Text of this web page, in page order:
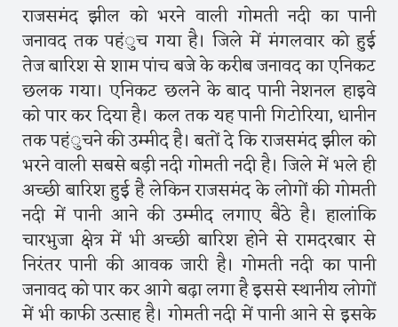
राजसमंद झील को भरने वाली गाेमती नदी का पानी
जनावद तक पहंुच गया है। जिले में मंगलवार को हुई
तेज बारिश से शाम पांच बजे के करीब जनावद का एनिकट
छलक गया। एनिकट छलने के बाद पानी नेशनल हाइवे
काे पार कर दिया है। कल तक यह पानी गिटोरिया, धानीन
तक पहंुचने की उम्मीद है। बतों दे कि राजसमंद झील को
भरने वाली सबसे बड़ी नदी गाेमती नदी है। जिले में भले ही
अच्छी बारिश हुई है लेकिन राजसमंद के लोगों की गोमती
नदी में पानी आने की उम्मीद लगाए बैठे है। हालांकि
चारभुजा क्षेत्र में भी अच्छी बारिश होने से रामदरबार से
निरंतर पानी की आवक जारी है। गोमती नदी का पानी
जनावद को पार कर आगे बढ़ा लगा है इससे स्थानीय लोगों
में भी काफी उत्साह है। गोमती नदी में पानी आने से इसके